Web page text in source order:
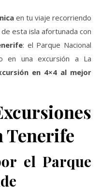
en tu viaje recorriendo
esta isla afortunada con
: el Parque Nacional
en una excursión a La
en 4×4 al mejor
Tenerife
el Parque